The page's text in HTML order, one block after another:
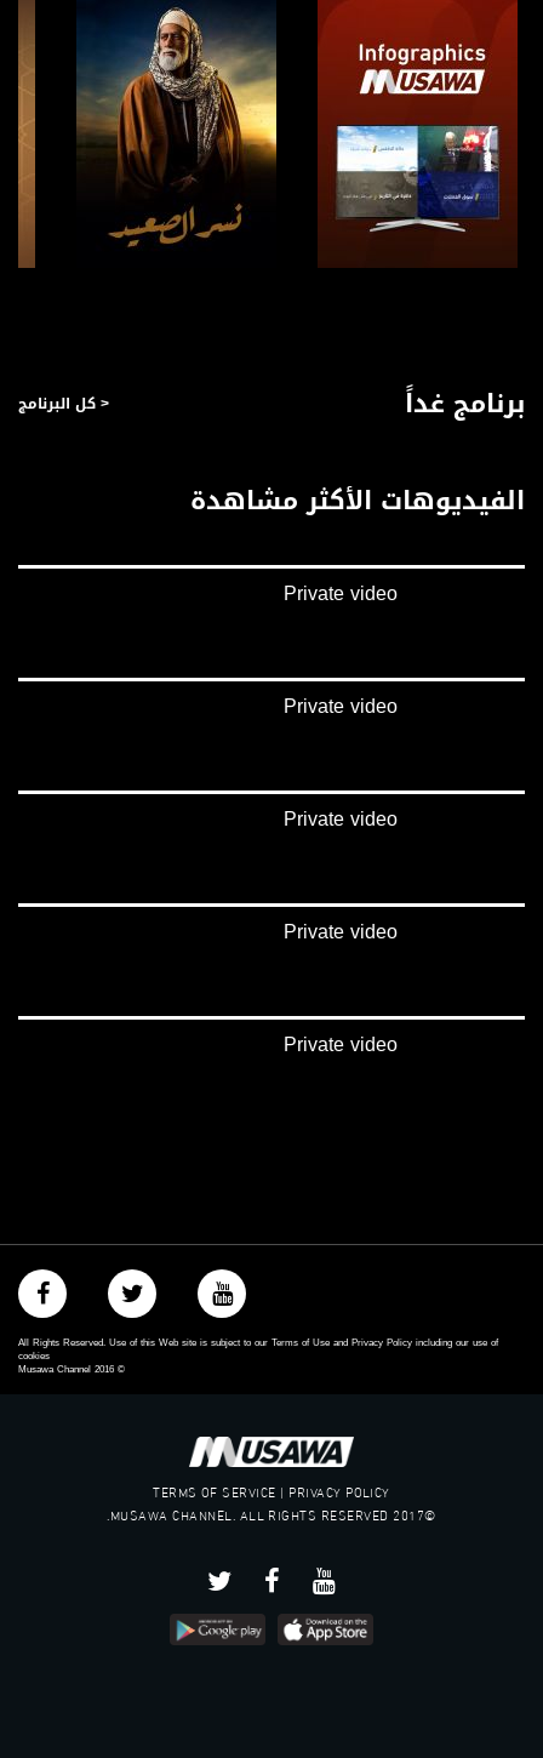
برنامج غداً < كل البرنامج
الفيديوهات الأكثر مشاهدة
Private video
Private video
Private video
Private video
Private video
All Rights Reserved. Use of this Web site is subject to our Terms of Use and Privacy Policy including our use of
cookies
©
2016
TERMS OF SERVICE | PRIVACY POLICY
©2017 MUSAWA CHANNEL. ALL RIGHTS RESERVED.